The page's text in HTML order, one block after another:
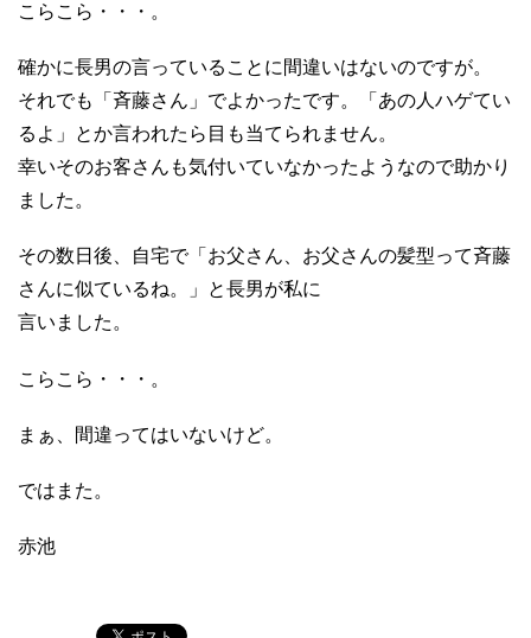
こらこら・・・。
確かに長男の言っていることに間違いはないのですが。
それでも「斉藤さん」でよかったです。「あの人ハゲてい
るよ」とか言われたら目も当てられません。
幸いそのお客さんも気付いていなかったようなので助かり
ました。
その数日後、自宅で「お父さん、お父さんの髪型って斉藤
さんに似ているね。」と長男が私に
言いました。
こらこら・・・。
まぁ、間違ってはいないけど。
ではまた。
赤池